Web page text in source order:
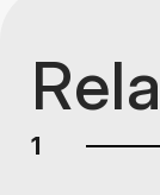
1